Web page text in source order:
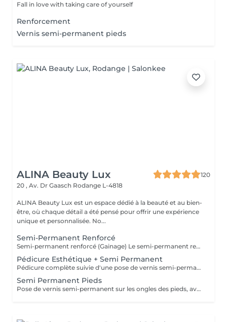
Fall in love with taking care of yourself
Renforcement
Vernis semi-permanent pieds
ALINA Beauty Lux
120
20 , Av. Dr Gaasch Rodange L-4818
ALINA Beauty Lux est un espace dédié à la beauté et au bien-
être, où chaque détail a été pensé pour offrir une expérience
unique et personnalisée. No...
Semi-Permanent Renforcé
Semi-permanent renforcé (Gainage) Le semi-permanent renforcé, également appelé gainage, est idéal pour les ongles naturels courts à mi-longs. Cette technique permet de renforcer l'ongle naturel grâce à une base solide tout en conservant un aspect fin, élégant et naturel. Cette prestation est particulièrement recommandée pour les clientes ayant des ongles fragiles, cassants ou souhaitant une meilleure tenue qu'un semi-permanent classique. Chez ALINA BEAUTY LUX, nous accordons une attention particulière à la qualité, à la sécurité et à la durabilité de nos prestations. Nos produits sont fabriqués spécialement pour notre salon selon nos propres critères de sélection et ne sont pas des produits achetés directement dans des magasins de revente classiques. Chaque formule est choisie avec soin afin d'assurer une excellente adhérence, une tenue optimale et le respect de l'ongle naturel. Nos produits sont conformes à la réglementation européenne en vigueur et formulés sans TPO, conformément aux normes européennes actuellement appliquées. Les décorations et options ne sont pas incluses dans le prix de base : French Baby-boomer Nail art Strass Paillettes Effets spéciaux Décorations personnalisées Tous les suppléments seront facturés séparément selon la prestation réalisée. Nous privilégions la qualité du travail, l'hygiène, la sécurité et le respect de l'ongle naturel afin d'offrir à chaque cliente une prestation haut de gamme, durable et réalisée avec le plus grand soin.
Pédicure Esthétique + Semi Permanent
Pédicure complète suivie d'une pose de vernis semi-permanent. Combine soin, beauté et durabilité pour des pieds nets et élégants. Tenue moyenne : jusqu'à 6 semaines. Suppléments : French, décorations, effets spéciaux.
Semi Permanent Pieds
Pose de vernis semi-permanent sur les ongles des pieds, avec préparation complète de la plaque et travail précis des cuticules à la ponceuse, comme dans la technique de la manucure russe. Le vernis est appliqué avec exactitude pour un résultat net, brillant et durable jusqu'à 6 semaines. Suppléments : French, babyboomer, décorations ou effets spéciaux à ajouter lors de la réservation ou directement au salon.